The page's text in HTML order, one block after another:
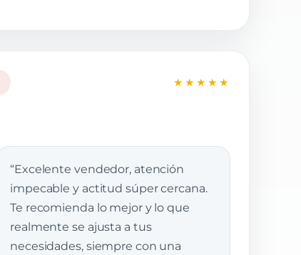
★★★★★
“Excelente vendedor, atención
impecable y actitud súper cercana.
Te recomienda lo mejor y lo que
realmente se ajusta a tus
necesidades, siempre con una